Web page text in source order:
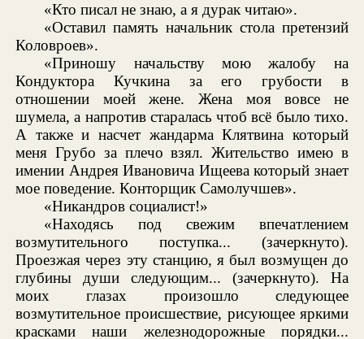
«Кто писал не знаю, а я дурак читаю».
«Оставил память начальник стола претензий
Коловроев».
«Приношу начальству мою жалобу на
Кондуктора Кучкина за его грубости в
отношении моей жене. Жена моя вовсе не
шумела, а напротив старалась чтоб всё было тихо.
А также и насчет жандарма Клятвина который
меня Грубо за плечо взял. Жительство имею в
имении Андрея Ивановича Ищеева который знает
мое поведение. Конторщик Самолучшев».
«Никандров социалист!»
«Находясь под свежим впечатлением
возмутительного поступка... (зачеркнуто).
Проезжая через эту станцию, я был возмущен до
глубины души следующим... (зачеркнуто). На
моих глазах произошло следующее
возмутительное происшествие, рисующее яркими
красками наши железнодорожные порядки...